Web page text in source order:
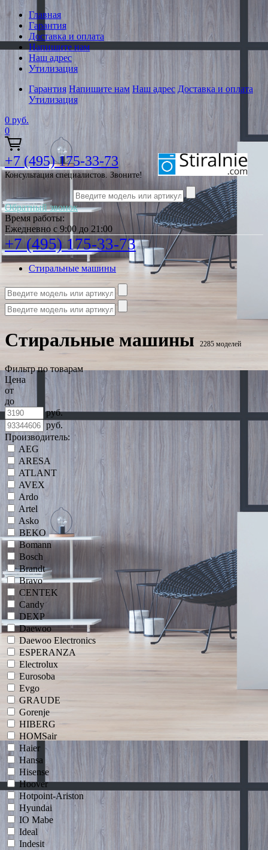
Главная
Гарантия
Доставка и оплата
Напишите нам
Наш адрес
Утилизация
Гарантия Напишите нам Наш адрес Доставка и оплата
Утилизация
0 руб.
0
+7 (495) 175-33-73
Консультация специалистов. Звоните!
Обратный звонок
Время работы:
Ежедневно с 9:00 до 21:00
+7 (495) 175-33-73
Стиральные машины
Стиральные машины 2285 моделей
Фильтр по товарам
Цена
от
до
руб.
руб.
Производитель:
AEG
ARESA
ATLANT
AVEX
Ardo
Artel
Asko
BEKO
Bomann
Bosch
Brandt
Bravo
CENTEK
Candy
DEXP
Daewoo
Daewoo Electronics
ESPERANZA
Electrolux
Eurosoba
Evgo
GRAUDE
Gorenje
HIBERG
HOMSair
Haier
Hansa
Hisense
Hoover
Hotpoint-Ariston
Hyundai
IO Mabe
Ideal
Indesit